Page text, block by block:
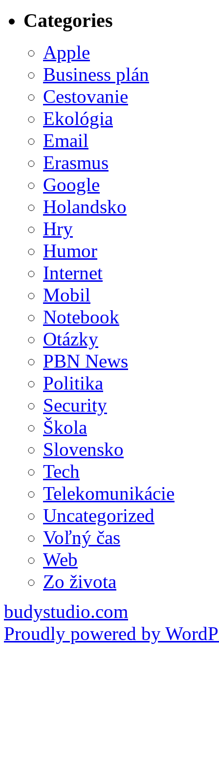
Categories
Apple
Business plán
Cestovanie
Ekológia
Email
Erasmus
Google
Holandsko
Hry
Humor
Internet
Mobil
Notebook
Otázky
PBN News
Politika
Security
Škola
Slovensko
Tech
Telekomunikácie
Uncategorized
Voľný čas
Web
Zo života
budystudio.com
Proudly powered by